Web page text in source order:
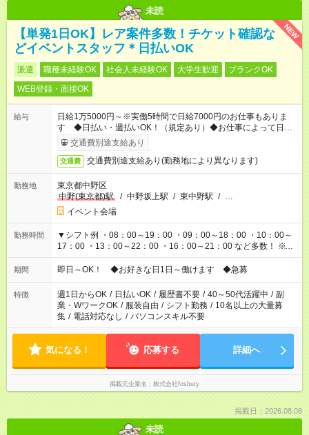
未読
NEW
【単発1日OK】レア案件多数！チケット確認な
どイベントスタッフ＊日払いOK
派遣 職種未経験OK 社会人未経験OK 大学生歓迎
ブランクOK
WEB登録・面接OK
給与
日給1万5000円～※実働5時間で日給7000円のお仕事もありま
す ◆日払い・週払いOK！（規定あり）◆お仕事によって日給も
異なります
交通費別途支給あり
交通費 交通費別途支給あり(勤務地により異なります)
勤務地
東京都中野区
中野(東京都)駅
/ 中野坂上駅 / 東中野駅 / …
イベント会場
勤務時間
▼シフト例 ・08：00～19：00 ・09：00～18：00 ・10：00～
17：00 ・13：00～22：00 ・16：00～21：00 など多数！ ※お
仕事により勤務時間が異なります
期間 即日～OK！ ◆お好きな日1日～働けます ◆急募
特徴 週1日からOK / 日払いOK / 履歴書不要 / 40～50代活躍中 / 副
業・WワークOK / 服装自由 / シフト勤務 / 10名以上の大量募
集 / 電話対応なし / パソコンスキル不要
気になる！ 応募する 詳細へ
掲載元企業名 株式会社fosbury
掲載日：2026.08.08
未読